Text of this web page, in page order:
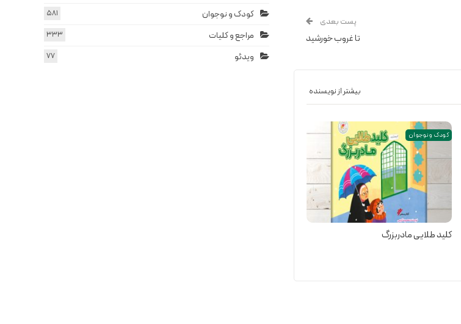
پست بعدی
تا غروب خورشید
بیشتر از نویسنده
کودک و نوجوان
کلید طلایی مادربزرگ
کودک و نوجوان 581
مراجع و کلیات 333
ویدئو 77